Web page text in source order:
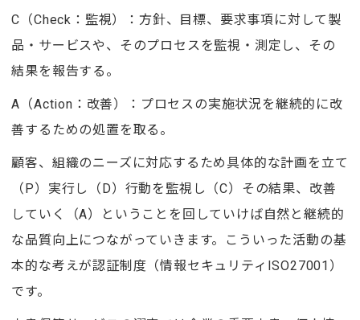
C（Check：監視）：方針、目標、要求事項に対して製
品・サービスや、そのプロセスを監視・測定し、その
結果を報告する。
A（Action：改善）：プロセスの実施状況を継続的に改
善するための処置を取る。
顧客、組織のニーズに対応するため具体的な計画を立て
（P）実行し（D）行動を監視し（C）その結果、改善
していく（A）ということを回していけば自然と継続的
な品質向上につながっていきます。こういった活動の基
本的な考えが認証制度（情報セキュリティISO27001）
です。